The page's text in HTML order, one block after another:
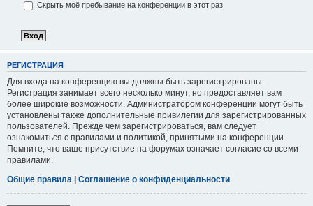
Скрыть моё пребывание на конференции в этот раз
РЕГИСТРАЦИЯ
Для входа на конференцию вы должны быть зарегистрированы.
Регистрация занимает всего несколько минут, но предоставляет вам
более широкие возможности. Администратором конференции могут быть
установлены также дополнительные привилегии для зарегистрированных
пользователей. Прежде чем зарегистрироваться, вам следует
ознакомиться с правилами и политикой, принятыми на конференции.
Помните, что ваше присутствие на форумах означает согласие со всеми
правилами.
Общие правила | Соглашение о конфиденциальности